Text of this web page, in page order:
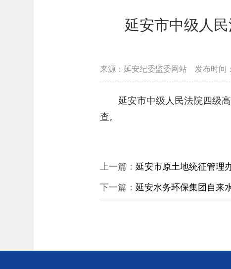
延安市中级人
来源：延安纪委监委网站 发布时间：
延安市中级人民法院四级
查。
上一篇： 延安市原土地统征管理
下一篇： 延安水务环保集团自来